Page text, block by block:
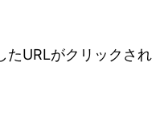
たURLがクリックされ